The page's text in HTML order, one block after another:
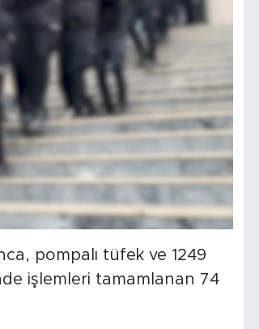
pompalı tüfek ve 1249
işlemleri tamamlanan 74